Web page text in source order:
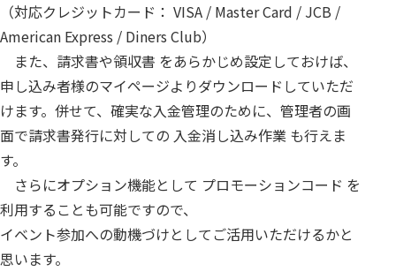
（対応クレジットカード： VISA / Master Card / JCB /
American Express / Diners Club）
また、請求書や領収書 をあらかじめ設定しておけば、
申し込み者様のマイページよりダウンロードしていただ
けます。併せて、確実な入金管理のために、管理者の画
面で請求書発行に対しての 入金消し込み作業 も行えま
す。
さらにオプション機能として プロモーションコード を
利用することも可能ですので、
イベント参加への動機づけとしてご活用いただけるかと
思います。